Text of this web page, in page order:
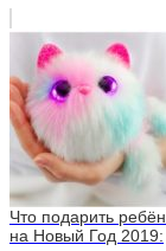
Что подарить
на Новый Год 2019: